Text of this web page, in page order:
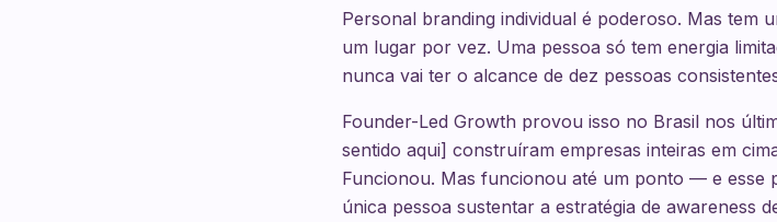
Personal branding individual é poderoso. Mas tem
um lugar por vez. Uma pessoa só tem energia
nunca vai ter o alcance de dez pessoas
Founder-Led Growth provou isso no Brasil nos
sentido aqui] construíram empresas inteiras em
Funcionou. Mas funcionou até um ponto — e esse
única pessoa sustentar a estratégia de awareness